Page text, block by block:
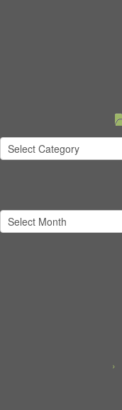
categorii
arhivă